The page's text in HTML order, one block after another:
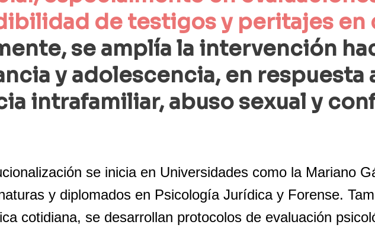
de testigos y peritajes en
se amplía la intervención
y adolescencia, en respuesta
intrafamiliar, abuso sexual y
se inicia en Universidades como la Mariano
y diplomados en Psicología Jurídica y Forense.
cotidiana, se desarrollan protocolos de evaluación